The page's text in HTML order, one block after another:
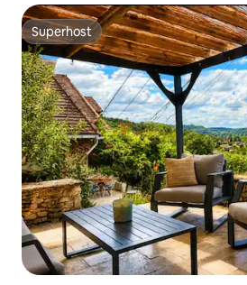
Superhost
Superhost